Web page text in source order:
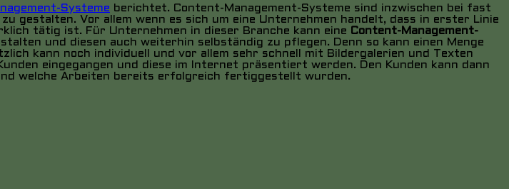
Systeme berichtet. Content-Management-Systeme sind inzwischen bei fast
zu gestalten. Vor allem wenn es sich um eine Unternehmen handelt, dass in erster Linie
tätig ist. Für Unternehmen in dieser Branche kann eine Content-Management-
und diesen auch weiterhin selbständig zu pflegen. Denn so kann einen Menge
kann noch individuell und vor allem sehr schnell mit Bildergalerien und Texten
eingegangen und diese im Internet präsentiert werden. Den Kunden kann dann
welche Arbeiten bereits erfolgreich fertiggestellt wurden.